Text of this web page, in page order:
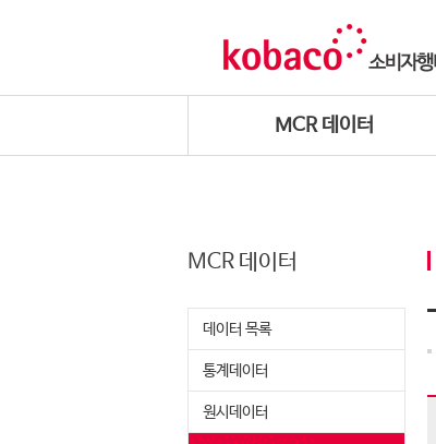
MCR 데이터
MCR 데이터
데이터 목록
통계데이터
원시데이터